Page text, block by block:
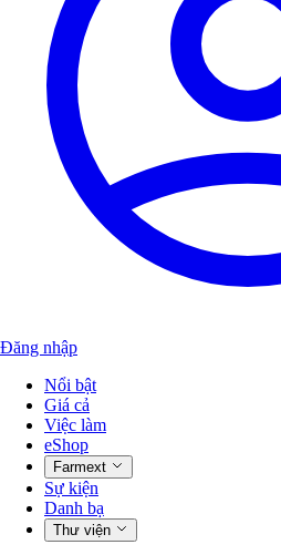
Đăng nhập
Nổi bật
Giá cả
Việc làm
eShop
Farmext
Sự kiện
Danh bạ
Thư viện